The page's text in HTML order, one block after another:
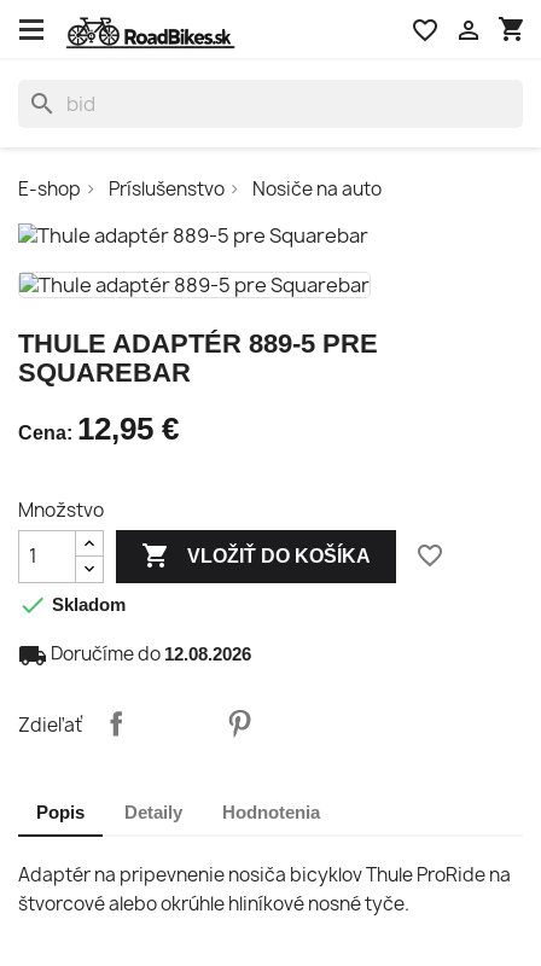
shopping_cart

favorite_border
search
E-shop Príslušenstvo Nosiče na auto
THULE ADAPTÉR 889-5 PRE
SQUAREBAR
Cena: 12,95 €
Množstvo
 VLOŽIŤ DO KOŠÍKA
favorite_border
 Skladom
local_shipping Doručíme do 12.08.2026
Zdieľať
Popis Detaily Hodnotenia
Adaptér na pripevnenie nosiča bicyklov Thule ProRide na
štvorcové alebo okrúhle hliníkové nosné tyče.